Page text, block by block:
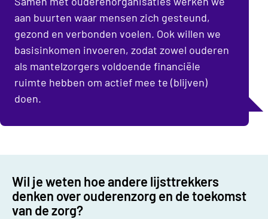
aan buurten waar mensen zich gesteund,
gezond en verbonden voelen. Ook willen we
basisinkomen invoeren, zodat zowel ouderen
als mantelzorgers voldoende financiële
ruimte hebben om actief mee te (blijven)
doen.
Wil je weten hoe andere lijsttrekkers
denken over ouderenzorg en de toekomst
van de zorg?